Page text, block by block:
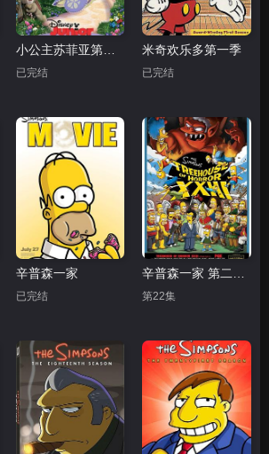
小公主苏菲亚第二季
已完结
米奇欢乐多第一季
已完结
辛普森一家
已完结 第22集